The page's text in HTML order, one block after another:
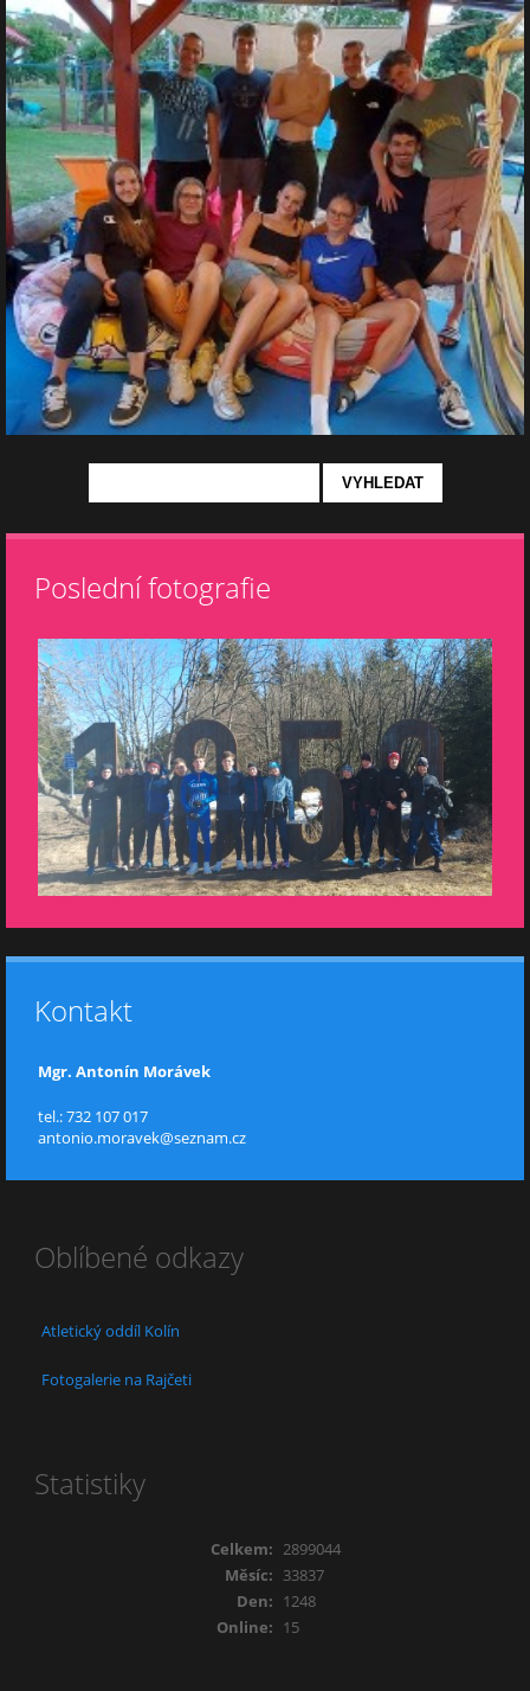
Poslední fotografie
Kontakt
Mgr. Antonín Morávek
tel.: 732 107 017
antonio.moravek@seznam.cz
Oblíbené odkazy
Atletický oddíl Kolín
Fotogalerie na Rajčeti
Statistiky
Online: 15
Celkem: 2899044
Měsíc: 33837
Den: 1248